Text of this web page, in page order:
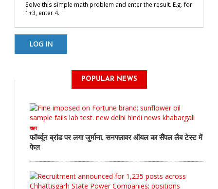
Solve this simple math problem and enter the result. E.g. for
1+3, enter 4.
POPULAR NEWS
शहर
फॉर्च्यून ब्रांड पर लगा जुर्माना, सनफ्लावर ऑयल का सैंपल लैब टेस्ट में
फेल